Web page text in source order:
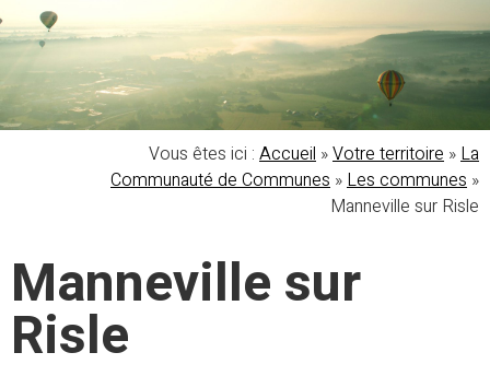
Vous êtes ici : Accueil »Votre territoire »La
Communauté de Communes »Les communes »
Manneville sur Risle
Manneville sur
Risle